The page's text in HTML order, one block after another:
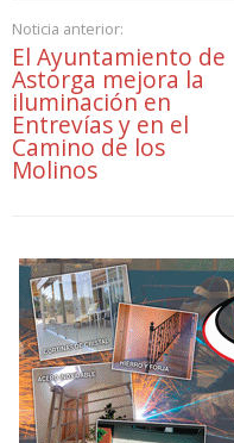
Noticia anterior:
El Ayuntamiento de
Astorga mejora la
iluminación en
Entrevías y en el
Camino de los
Molinos